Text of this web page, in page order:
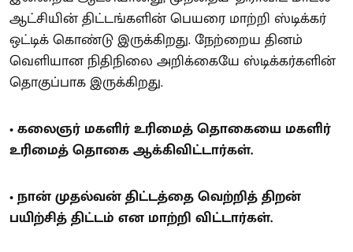
ஆட்சியின் திட்டங்களின் பெயரை மாற்றி ஸ்டிக்கர்
ஒட்டிக் கொண்டு இருக்கிறது. நேற்றைய தினம்
வெளியான நிதிநிலை அறிக்கையே ஸ்டிக்கர்களின்
தொகுப்பாக இருக்கிறது.
• கலைஞர் மகளிர் உரிமைத் தொகையை மகளிர்
உரிமைத் தொகை ஆக்கிவிட்டார்கள்.
• நான் முதல்வன் திட்டத்தை வெற்றித் திறன்
பயிற்சித் திட்டம் என மாற்றி விட்டார்கள்.